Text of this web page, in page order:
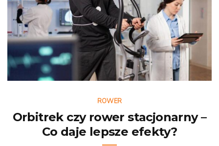
ROWER
Orbitrek czy rower stacjonarny –
Co daje lepsze efekty?